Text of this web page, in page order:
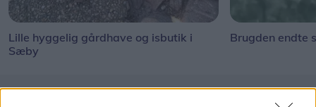
Lille hyggelig gårdhave og isbutik i
Sæby
Brugden endte